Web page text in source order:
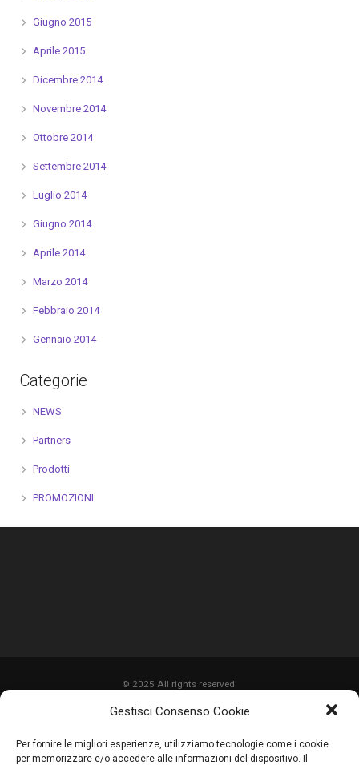
Gestisci Consenso Cookie
Per fornire le migliori esperienze, utilizziamo tecnologie come i cookie
per memorizzare e/o accedere alle informazioni del dispositivo. Il
Giugno 2015
Aprile 2015
Dicembre 2014
Novembre 2014
Ottobre 2014
Settembre 2014
Luglio 2014
Giugno 2014
Aprile 2014
Marzo 2014
Febbraio 2014
Gennaio 2014
Categorie
NEWS
Partners
Prodotti
PROMOZIONI
© 2025 All rights reserved.
CHI SIAMO